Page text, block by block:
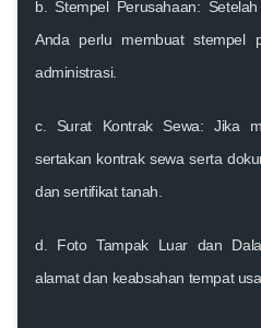
b. Stempel Perusahaan:
Anda perlu membuat stempel
administrasi.
c. Surat Kontrak Sewa: Jika
sertakan kontrak sewa serta
dan sertifikat tanah.
d. Foto Tampak Luar dan
alamat dan keabsahan tempat